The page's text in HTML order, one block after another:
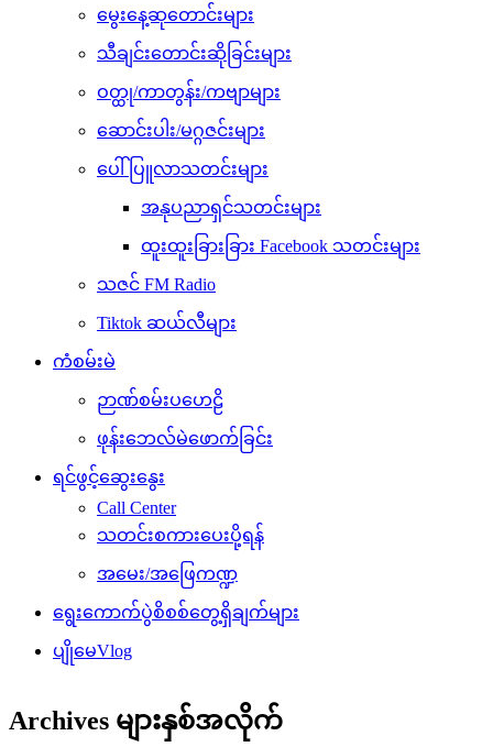
Archives များနှစ်အလိုက်
August 2026
July 2026
June 2026
May 2026
April 2026
February 2026
December 2025
October 2025
August 2025
June 2025
May 2025
April 2025
March 2025
February 2025
January 2025
December 2024
November 2024
September 2024
August 2024
July 2024
June 2024
May 2024
February 2024
January 2024